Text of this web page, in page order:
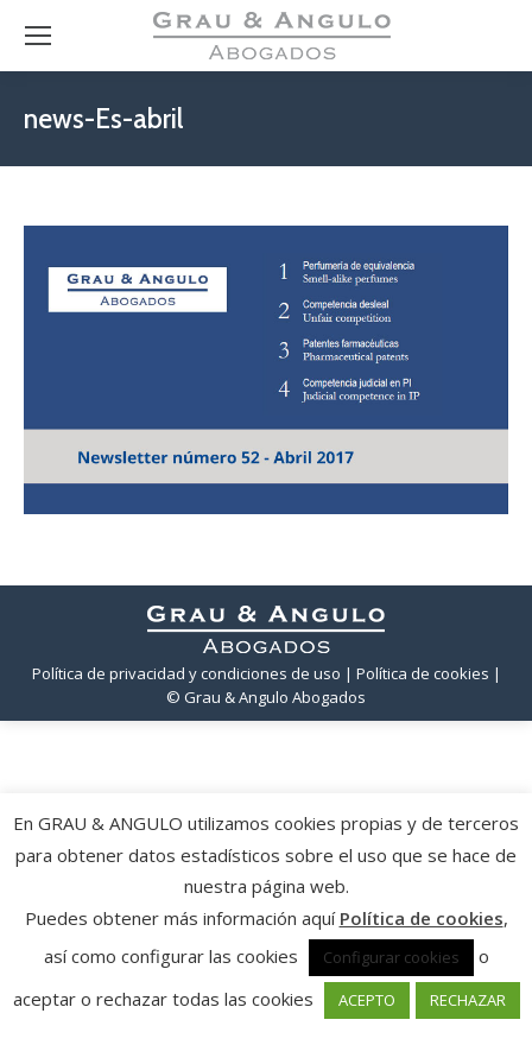
news-Es-abril
Política de privacidad y condiciones de uso | Política de cookies |
© Grau & Angulo Abogados
En GRAU & ANGULO utilizamos cookies propias y de terceros
para obtener datos estadísticos sobre el uso que se hace de
nuestra página web.
Puedes obtener más información aquí Política de cookies,
así como configurar las cookies
Configurar cookies
o
aceptar o rechazar todas las cookies
ACEPTO RECHAZAR